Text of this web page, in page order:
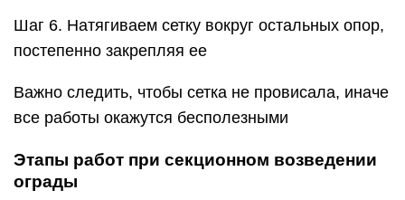
Шаг 6. Натягиваем сетку вокруг остальных опор,
постепенно закрепляя ее
Важно следить, чтобы сетка не провисала, иначе
все работы окажутся бесполезными
Этапы работ при секционном возведении
ограды